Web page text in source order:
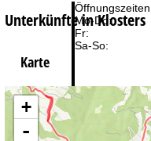
Öffnungszeiten
Mo-Do:
Fr:
Sa-So:
Unterkünfte in Klosters
Karte
+
-